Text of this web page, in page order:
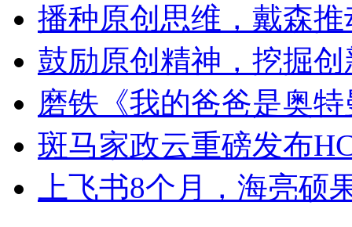
播种原创思维，戴森
鼓励原创精神，挖掘
磨铁《我的爸爸是奥
斑马家政云重磅发布
上飞书8个月，海亮硕